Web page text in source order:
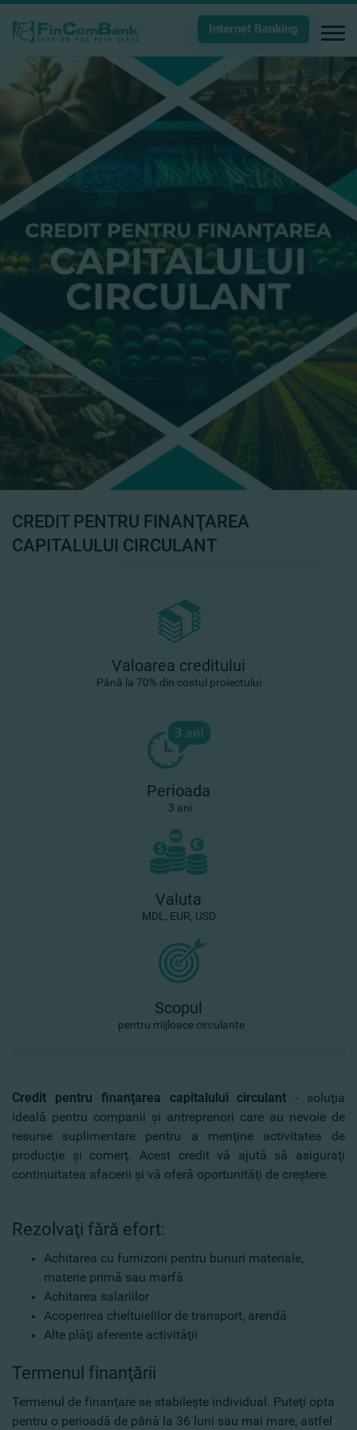
Internet Banking
CREDIT PENTRU FINANŢAREA
CAPITALULUI CIRCULANT
Valoarea creditului
Până la 70% din costul proiectului
Perioada
3 ani
Valuta
MDL, EUR, USD
Scopul
pentru mijloace circulante
Credit pentru finanţarea capitalului circulant - soluţia
ideală pentru companii şi antreprenori care au nevoie de
resurse suplimentare pentru a menţine activitatea de
producţie şi comerţ. Acest credit vă ajută să asiguraţi
continuitatea afacerii şi vă oferă oportunităţi de creştere.
Rezolvaţi fără efort:
Achitarea cu furnizorii pentru bunuri materiale,
materie primă sau marfă
Achitarea salariilor
Acoperirea cheltuielilor de transport, arendă
Alte plăţi aferente activităţii
Termenul finanţării
Termenul de finanţare se stabileşte individual. Puteţi opta
pentru o perioadă de până la 36 luni sau mai mare, astfel